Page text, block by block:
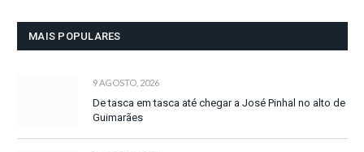
MAIS POPULARES
9 AGOSTO, 2026
De tasca em tasca até chegar a José Pinhal no alto de
Guimarães